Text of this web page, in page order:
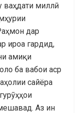
ваҳдати миллӣ
дар
ироа гардид,
амиқи
ба вабои аср
сайёра
Аз ин